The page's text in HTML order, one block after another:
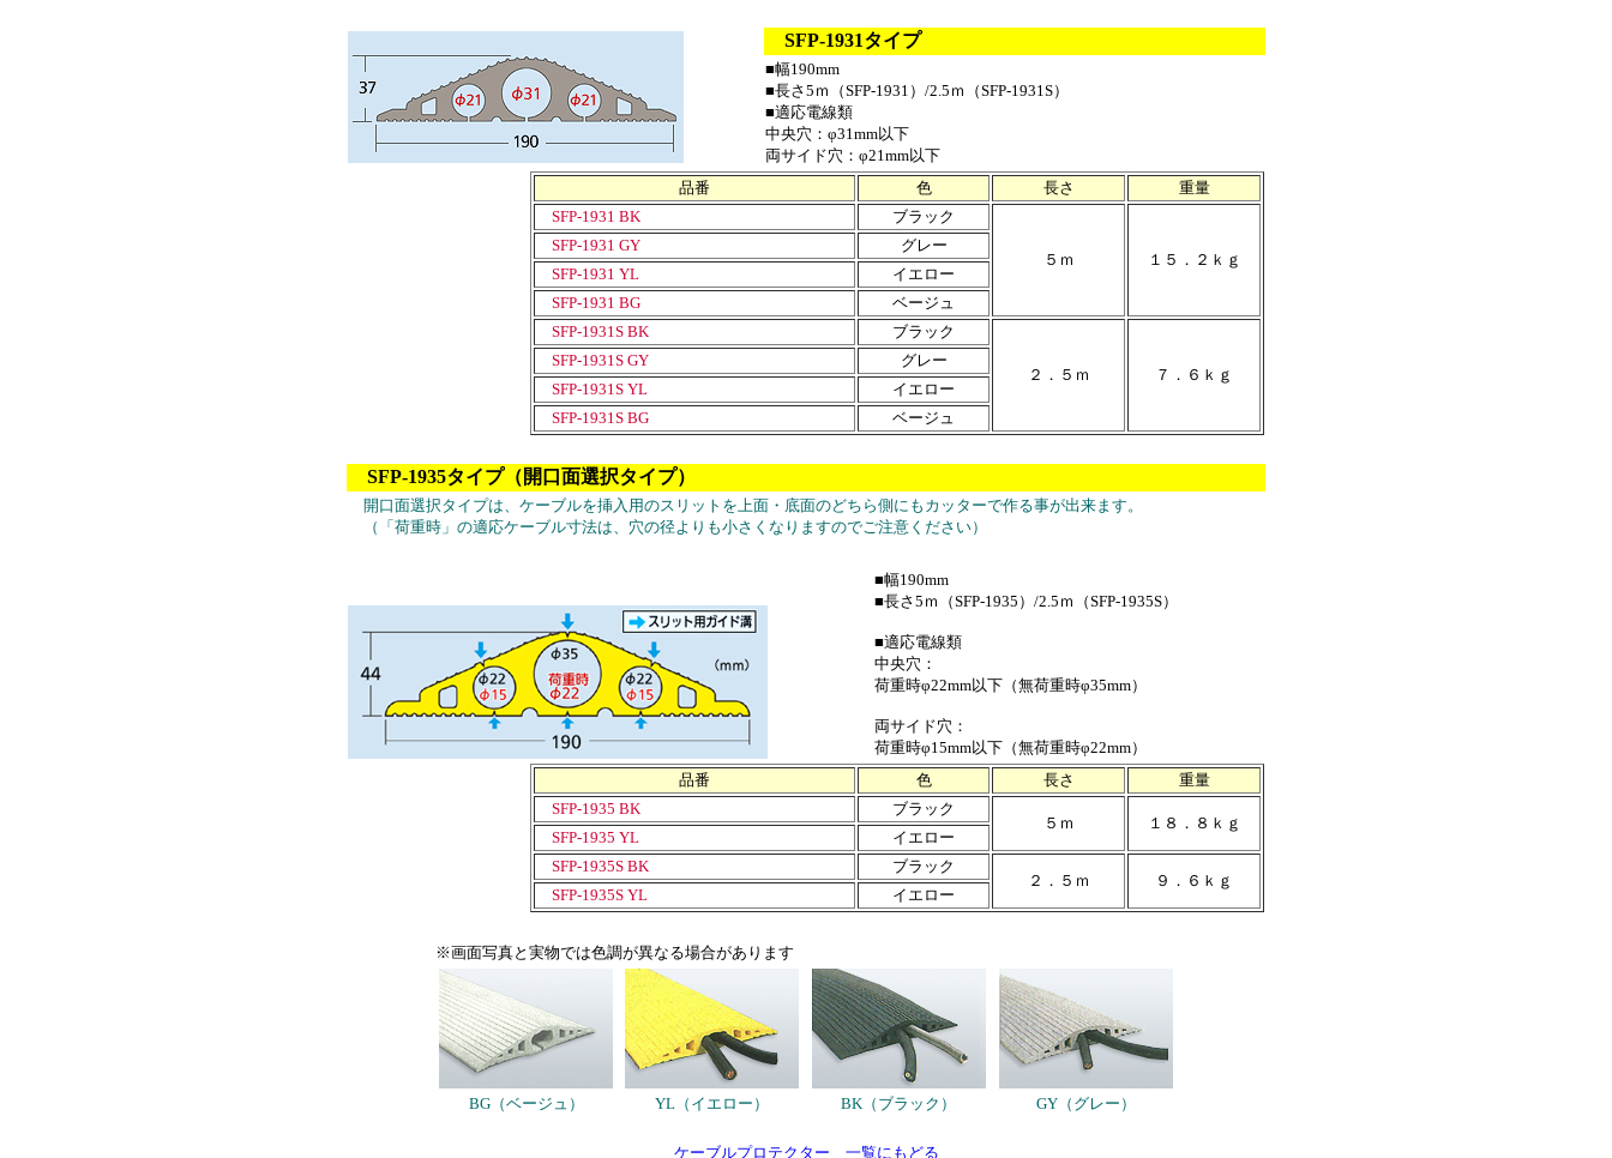
SFP-1931タイプ
■幅190mm
■長さ5ｍ（SFP-1931）/2.5ｍ（SFP-1931S）
■適応電線類
中央穴：φ31mm以下
両サイド穴：φ21mm以下
品番
色 長さ
重量
SFP-1931 BK
ブラック
５ｍ １５．２ｋｇ
SFP-1931 GY
グレー
SFP-1931 YL
イエロー
SFP-1931 BG
ベージュ
SFP-1931S BK
ブラック
２．５ｍ ７．６ｋｇ
SFP-1931S GY
グレー
SFP-1931S YL
イエロー
SFP-1931S BG
ベージュ
SFP-1935タイプ（開口面選択タイプ）
開口面選択タイプは、ケーブルを挿入用のスリットを上面・底面のどちら側にもカッターで作る事が出来ます。
（「荷重時」の適応ケーブル寸法は、穴の径よりも小さくなりますのでご注意ください）
■幅190mm
■長さ5ｍ（SFP-1935）/2.5ｍ（SFP-1935S）
■適応電線類
中央穴：
荷重時φ22mm以下（無荷重時φ35mm）
両サイド穴：
荷重時φ15mm以下（無荷重時φ22mm）
品番
色 長さ
重量
SFP-1935 BK
ブラック
５ｍ
１８．８ｋｇ
SFP-1935 YL
イエロー
SFP-1935S BK
ブラック
２．５ｍ
９．６ｋｇ
SFP-1935S YL
イエロー
※画面写真と実物では色調が異なる場合があります
BG（ベージュ） YL（イエロー） BK（ブラック） GY（グレー）
ケーブルプロテクター 一覧にもどる